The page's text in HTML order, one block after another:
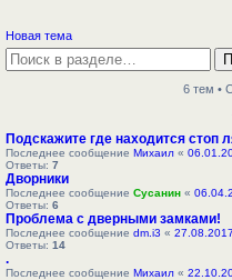
Новая тема
6 тем •
Подскажите где находится стоп
Последнее сообщение Михаил «
Ответы: 7
Дворники
Последнее сообщение Сусанин «
Ответы: 6
Проблема с дверными замками!
Последнее сообщение dm.i3 «
Ответы: 14
.
Последнее сообщение Михаил «